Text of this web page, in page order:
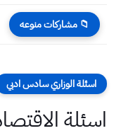
📁 مشاركات منوعه
اسئلة الوزاري سادس ادبي